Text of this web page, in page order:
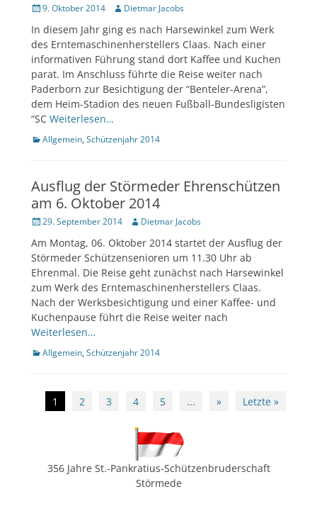
Veröffentlicht
9. Oktober 2014 Author
Dietmar Jacobs
In diesem Jahr ging es nach Harsewinkel zum Werk
des Erntemaschinenherstellers Claas. Nach einer
informativen Führung stand dort Kaffee und Kuchen
parat. Im Anschluss führte die Reise weiter nach
Paderborn zur Besichtigung der “Benteler-Arena”,
dem Heim-Stadion des neuen Fußball-Bundesligisten
“SC Weiterlesen…
Kategorien
Allgemein, Schützenjahr 2014
Ausflug der Störmeder Ehrenschützen
am 6. Oktober 2014
Veröffentlicht
29. September 2014 Author
Dietmar Jacobs
Am Montag, 06. Oktober 2014 startet der Ausflug der
Störmeder Schützensenioren um 11.30 Uhr ab
Ehrenmal. Die Reise geht zunächst nach Harsewinkel
zum Werk des Erntemaschinenherstellers Claas.
Nach der Werksbesichtigung und einer Kaffee- und
Kuchenpause führt die Reise weiter nach
Weiterlesen…
Kategorien
Allgemein, Schützenjahr 2014
Beitragsnavigation
1 2 3 4 5 ... » Letzte »
356 Jahre St.-Pankratius-Schützenbruderschaft
Störmede